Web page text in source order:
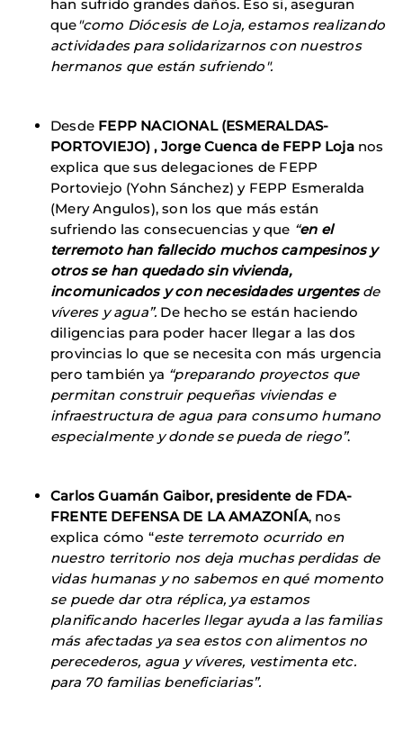
han sufrido grandes daños. Eso si, aseguran
que"como Diócesis de Loja, estamos realizando
actividades para solidarizarnos con nuestros
hermanos que están sufriendo".
Desde FEPP NACIONAL (ESMERALDAS-
PORTOVIEJO) , Jorge Cuenca de FEPP Lojanos
explica que sus delegaciones de FEPP
Portoviejo (Yohn Sánchez) y FEPP Esmeralda
(Mery Angulos), son los que más están
sufriendo las consecuencias y que “en el
terremoto han fallecido muchos campesinos y
otros se han quedado sin vivienda,
incomunicados y con necesidades urgentesde
víveres y agua”. De hecho se están haciendo
diligencias para poder hacer llegar a las dos
provincias lo que se necesita con más urgencia
pero también ya “preparando proyectos que
permitan construir pequeñas viviendas e
infraestructura de agua para consumo humano
especialmente y donde se pueda de riego”.
Carlos Guamán Gaibor, presidente de FDA-
FRENTE DEFENSA DE LA AMAZONÍA, nos
explica cómo “este terremoto ocurrido en
nuestro territorio nos deja muchas perdidas de
vidas humanas y no sabemos en qué momento
se puede dar otra réplica, ya estamos
planificando hacerles llegar ayuda a las familias
más afectadas ya sea estos con alimentos no
perecederos, agua y víveres, vestimenta etc.
para 70 familias beneficiarias”.